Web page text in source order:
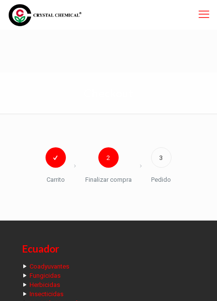
Carrito
2
Finalizar compra
3
Pedido
Ecuador
Coadyuvantes
Fungicidas
Herbicidas
Insecticidas